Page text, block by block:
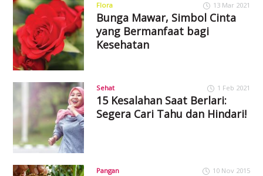
Flora 13 Mar 2021
Bunga Mawar, Simbol Cinta
yang Bermanfaat bagi
Kesehatan
Sehat 1 Feb 2021
15 Kesalahan Saat Berlari:
Segera Cari Tahu dan Hindari!
Pangan 10 Nov 2015